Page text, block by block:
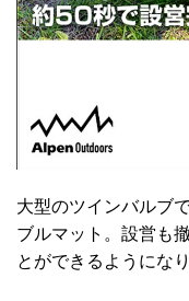
大型のツインバルブ
ブルマット。設営も
とができるようになり